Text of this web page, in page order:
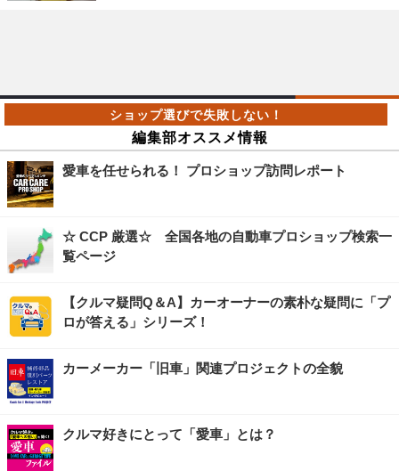
編集部オススメ情報
愛車を任せられる！ プロショップ訪問レポート
☆ CCP 厳選☆ 全国各地の自動車プロショップ検索一
覧ページ
【クルマ疑問Q＆A】カーオーナーの素朴な疑問に「プ
ロが答える」シリーズ！
カーメーカー「旧車」関連プロジェクトの全貌
クルマ好きにとって「愛車」とは？